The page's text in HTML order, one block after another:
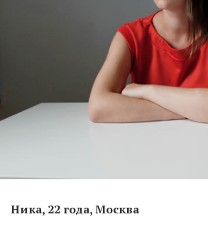
Ника, 22 года, Москва